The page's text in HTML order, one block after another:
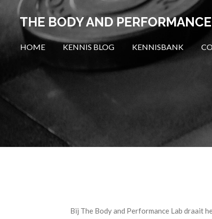
directTHE BODY AND
HOME KENNIS BLOG KENNISBANK
Bij The Body and Performance Lab draait